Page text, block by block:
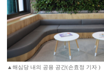
▲해심당 내의 공용 공간(손효정 기자 )